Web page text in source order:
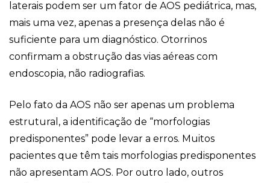
laterais podem ser um fator de AOS pediátrica, mas,
mais uma vez, apenas a presença delas não é
suficiente para um diagnóstico. Otorrinos
confirmam a obstrução das vias aéreas com
endoscopia, não radiografias.
Pelo fato da AOS não ser apenas um problema
estrutural, a identificação de “morfologias
predisponentes” pode levar a erros. Muitos
pacientes que têm tais morfologias predisponentes
não apresentam AOS. Por outro lado, outros